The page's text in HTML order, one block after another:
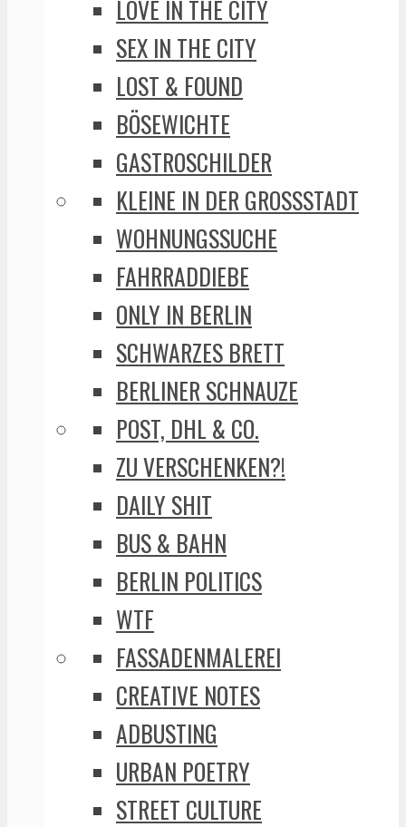
LOVE IN THE CITY
SEX IN THE CITY
LOST & FOUND
BÖSEWICHTE
GASTROSCHILDER
KLEINE IN DER GROSSSTADT
WOHNUNGSSUCHE
FAHRRADDIEBE
ONLY IN BERLIN
SCHWARZES BRETT
BERLINER SCHNAUZE
POST, DHL & CO.
ZU VERSCHENKEN?!
DAILY SHIT
BUS & BAHN
BERLIN POLITICS
WTF
FASSADENMALEREI
CREATIVE NOTES
ADBUSTING
URBAN POETRY
STREET CULTURE